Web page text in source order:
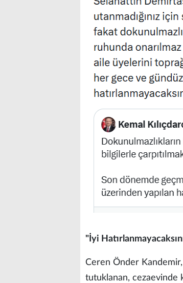
"İyi
Ceren Önder Kandemir,
tutuklanan, cezaevinde